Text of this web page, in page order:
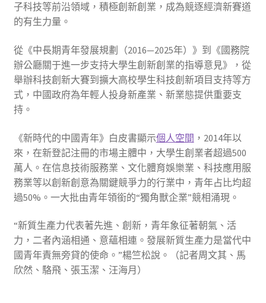
子科技等前沿領域，積極創新創業，成為競逐經濟新賽道
的有生力量。
從《中長期青年發展規劃（2016—2025年）》到《國務院
辦公廳關于進一步支持大學生創新創業的指導意見》，從
舉辦科技創新大賽到擴大高校學生科技創新項目支持等方
式，中國政府為年輕人投身新產業、新業態提供重要支
持。
《新時代的中國青年》白皮書顯示個人空間 ，2014年以
來，在新登記注冊的市場主體中，大學生創業者超過500
萬人。在信息技術服務業、文化體育娛樂業、科技應用服
務業等以創新創意為關鍵競爭力的行業中，青年占比均超
過50%。一大批由青年領銜的“獨角獸企業”競相涌現。
“新質生產力代表著先進、創新，青年象征著朝氣、活
力，二者內涵相通、意蘊相連。發展新質生產力是當代中
國青年責無旁貸的使命。”楊竺松說。（記者周文其、馬
欣然、駱飛、張玉潔、汪海月）